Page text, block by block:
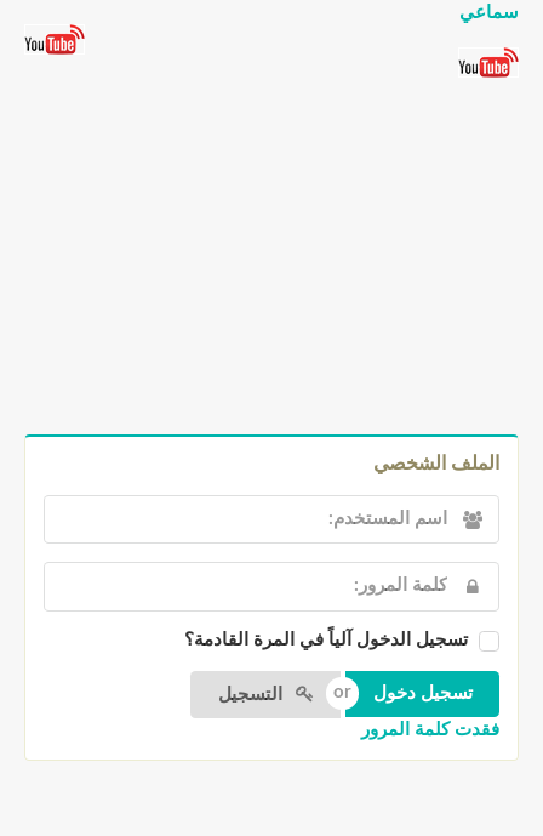
سماعي
الملف الشخصي
تسجيل الدخول آلياً في المرة القادمة؟
التسجيل
فقدت كلمة المرور